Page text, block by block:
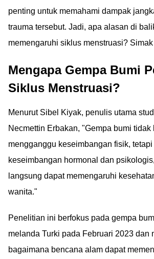
penting untuk memahami dampak
trauma tersebut. Jadi, apa alasan di
memengaruhi siklus menstruasi?
Mengapa Gempa Bumi
Siklus Menstruasi?
Menurut Sibel Kiyak, penulis utama
Necmettin Erbakan, "Gempa bumi tidak
mengganggu keseimbangan fisik, tetapi
keseimbangan hormonal dan
langsung dapat memengaruhi
wanita."
Penelitian ini berfokus pada gempa
melanda Turki pada Februari 2023 dan
bagaimana bencana alam dapat